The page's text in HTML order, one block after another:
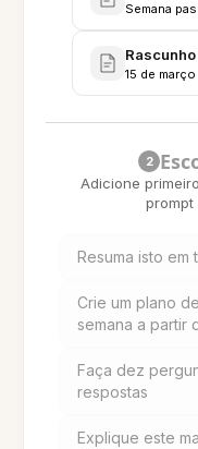
Semana
15 de março
2
Adicione
prompt
Resuma isto em
Crie um plano
semana a partir
Faça dez
respostas
Explique este